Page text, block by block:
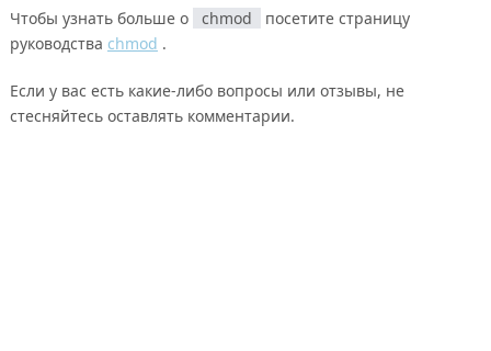
Чтобы узнать больше о chmod
посетите страницу
руководства chmod .
Если у вас есть какие-либо вопросы или отзывы, не
стесняйтесь оставлять комментарии.